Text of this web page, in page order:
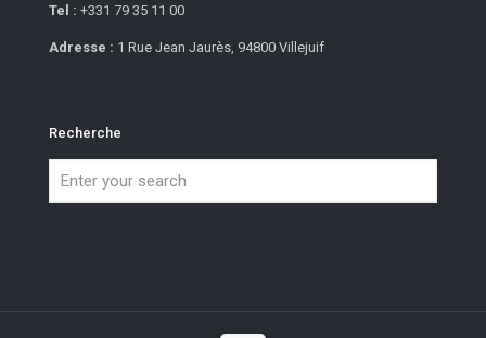
Tel : +331 79 35 11 00
Adresse : 1 Rue Jean Jaurès, 94800 Villejuif
Recherche